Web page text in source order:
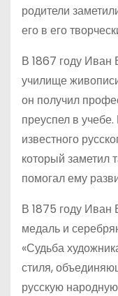
родители
его в его
В 1867 году Иван
училище
он получил
преуспел в
известного
который заметил
помогал ему
В 1875 году Иван
медаль и
«Судьба
стиля,
русскую